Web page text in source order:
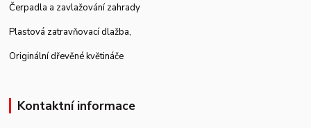
Čerpadla a zavlažování zahrady
Plastová zatravňovací dlažba,
Originální dřevěné květináče
Kontaktní informace